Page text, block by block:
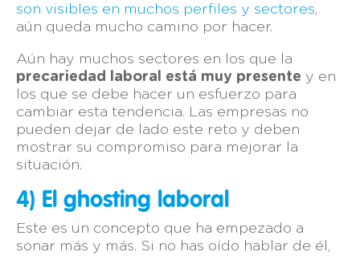
son visibles en muchos perfiles y sectores,
aún queda mucho camino por hacer.
Aún hay muchos sectores en los que la
precariedad laboral está muy presente y en
los que se debe hacer un esfuerzo para
cambiar esta tendencia. Las empresas no
pueden dejar de lado este reto y deben
mostrar su compromiso para mejorar la
situación.
4) El ghosting laboral
Este es un concepto que ha empezado a
sonar más y más. Si no has oído hablar de él,